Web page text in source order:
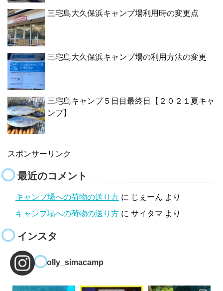
三宅島大久保浜キャンプ場利用時の変更点
三宅島大久保浜キャンプ場の利用方法の変更
三宅島キャンプ５日目最終日【２０２１夏キャ
ンプ】
スポンサーリンク
最近のコメント
キャンプ場への荷物の送り方 に じぇーん より
キャンプ場への荷物の送り方 に サイタマ より
インスタ
molly_simacamp